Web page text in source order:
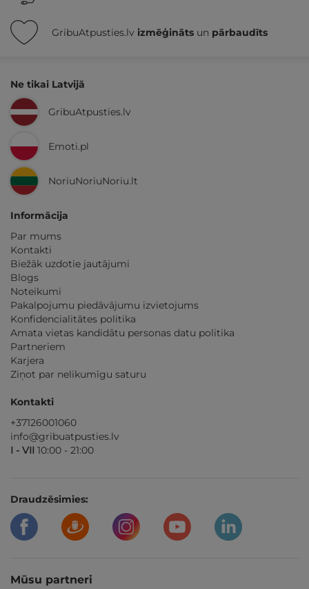
GribuAtpusties.lv izmēģināts un pārbaudīts
Ne tikai Latvijā
GribuAtpusties.lv
Emoti.pl
NoriuNoriuNoriu.lt
Informācija
Par mums
Kontakti
Biežāk uzdotie jautājumi
Blogs
Noteikumi
Pakalpojumu piedāvājumu izvietojums
Konfidencialitātes politika
Amata vietas kandidātu personas datu politika
Partneriem
Karjera
Ziņot par nelikumīgu saturu
Kontakti
+37126001060
info@gribuatpusties.lv
I - VII 10:00 - 21:00
Draudzēsimies:
Mūsu partneri